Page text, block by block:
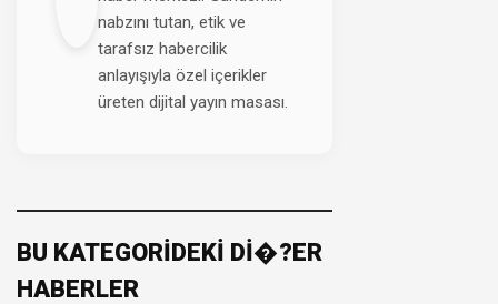
nabzını tutan, etik ve
tarafsız habercilik
anlayışıyla özel içerikler
üreten dijital yayın masası.
BU KATEGORİDEKİ Dİ�?ER
HABERLER